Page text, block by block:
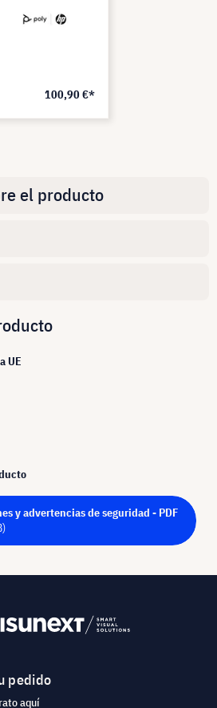
100,90 €*
el producto
UE
y advertencias de seguridad - PDF
pedido
aquí